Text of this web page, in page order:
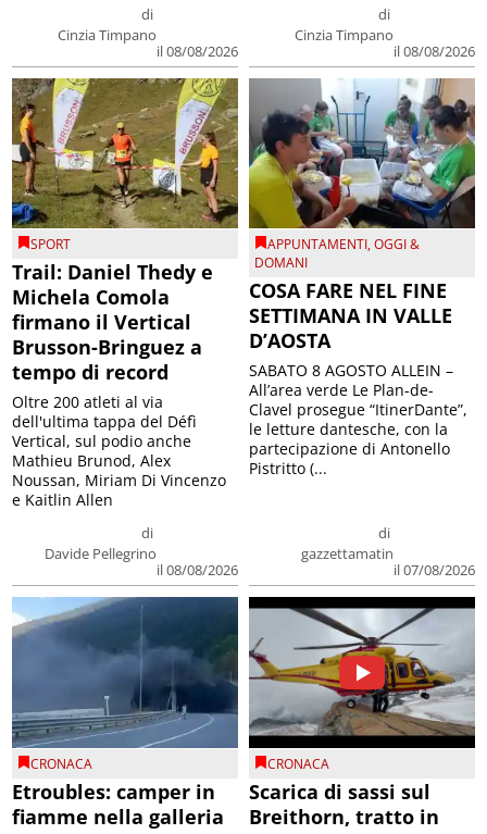
di
Cinzia Timpano
il 08/08/2026
di
Cinzia Timpano
il 08/08/2026
SPORT
Trail: Daniel Thedy e
Michela Comola
firmano il Vertical
Brusson-Bringuez a
tempo di record
di
Davide Pellegrino
il 08/08/2026
Oltre 200 atleti al via
dell'ultima tappa del Défì
Vertical, sul podio anche
Mathieu Brunod, Alex
Noussan, Miriam Di Vincenzo
e Kaitlin Allen
APPUNTAMENTI,OGGI &
DOMANI
COSA FARE NEL FINE
SETTIMANA IN VALLE
D’AOSTA
di
gazzettamatin
il 07/08/2026
SABATO 8 AGOSTO ALLEIN –
All’area verde Le Plan-de-
Clavel prosegue “ItinerDante”,
le letture dantesche, con la
partecipazione di Antonello
Pistritto (...
CRONACA
Etroubles: camper in
fiamme nella galleria
CRONACA
Scarica di sassi sul
Breithorn, tratto in